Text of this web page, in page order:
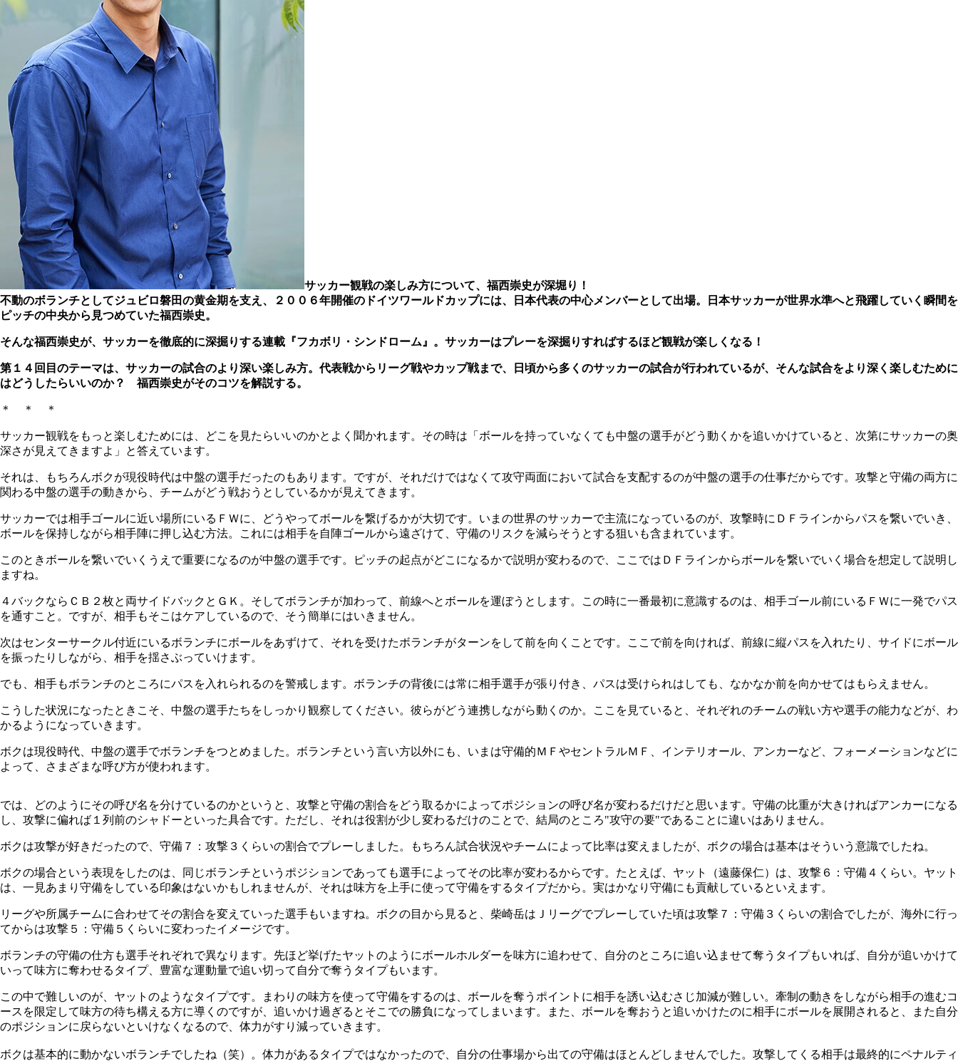
サッカー観戦の楽しみ方について、福西崇史が深堀り！
不動のボランチとしてジュビロ磐田の黄金期を支え、２００６年開催のドイツワールドカップには、日本代表の中心メンバーとして出場。日本サッカーが世界水準へと飛躍していく瞬間を
ピッチの中央から見つめていた福西崇史。
そんな福西崇史が、サッカーを徹底的に深掘りする連載『フカボリ・シンドローム』。サッカーはプレーを深掘りすればするほど観戦が楽しくなる！
第１４回目のテーマは、サッカーの試合のより深い楽しみ方。代表戦からリーグ戦やカップ戦まで、日頃から多くのサッカーの試合が行われているが、そんな試合をより深く楽しむために
はどうしたらいいのか？ 福西崇史がそのコツを解説する。
＊ ＊ ＊
サッカー観戦をもっと楽しむためには、どこを見たらいいのかとよく聞かれます。その時は「ボールを持っていなくても中盤の選手がどう動くかを追いかけていると、次第にサッカーの奥
深さが見えてきますよ」と答えています。
それは、もちろんボクが現役時代は中盤の選手だったのもあります。ですが、それだけではなくて攻守両面において試合を支配するのが中盤の選手の仕事だからです。攻撃と守備の両方に
関わる中盤の選手の動きから、チームがどう戦おうとしているかが見えてきます。
サッカーでは相手ゴールに近い場所にいるＦＷに、どうやってボールを繋げるかが大切です。いまの世界のサッカーで主流になっているのが、攻撃時にＤＦラインからパスを繋いでいき、
ボールを保持しながら相手陣に押し込む方法。これには相手を自陣ゴールから遠ざけて、守備のリスクを減らそうとする狙いも含まれています。
このときボールを繋いでいくうえで重要になるのが中盤の選手です。ピッチの起点がどこになるかで説明が変わるので、ここではＤＦラインからボールを繋いでいく場合を想定して説明し
ますね。
４バックならＣＢ２枚と両サイドバックとＧＫ。そしてボランチが加わって、前線へとボールを運ぼうとします。この時に一番最初に意識するのは、相手ゴール前にいるＦＷに一発でパス
を通すこと。ですが、相手もそこはケアしているので、そう簡単にはいきません。
次はセンターサークル付近にいるボランチにボールをあずけて、それを受けたボランチがターンをして前を向くことです。ここで前を向ければ、前線に縦パスを入れたり、サイドにボール
を振ったりしながら、相手を揺さぶっていけます。
でも、相手もボランチのところにパスを入れられるのを警戒します。ボランチの背後には常に相手選手が張り付き、パスは受けられはしても、なかなか前を向かせてはもらえません。
こうした状況になったときこそ、中盤の選手たちをしっかり観察してください。彼らがどう連携しながら動くのか。ここを見ていると、それぞれのチームの戦い方や選手の能力などが、わ
かるようになっていきます。
ボクは現役時代、中盤の選手でボランチをつとめました。ボランチという言い方以外にも、いまは守備的ＭＦやセントラルＭＦ、インテリオール、アンカーなど、フォーメーションなどに
よって、さまざまな呼び方が使われます。
では、どのようにその呼び名を分けているのかというと、攻撃と守備の割合をどう取るかによってポジションの呼び名が変わるだけだと思います。守備の比重が大きければアンカーになる
し、攻撃に偏れば１列前のシャドーといった具合です。ただし、それは役割が少し変わるだけのことで、結局のところ"攻守の要"であることに違いはありません。
ボクは攻撃が好きだったので、守備７：攻撃３くらいの割合でプレーしました。もちろん試合状況やチームによって比率は変えましたが、ボクの場合は基本はそういう意識でしたね。
ボクの場合という表現をしたのは、同じボランチというポジションであっても選手によってその比率が変わるからです。たとえば、ヤット（遠藤保仁）は、攻撃６：守備４くらい。ヤット
は、一見あまり守備をしている印象はないかもしれませんが、それは味方を上手に使って守備をするタイプだから。実はかなり守備にも貢献しているといえます。
リーグや所属チームに合わせてその割合を変えていった選手もいますね。ボクの目から見ると、柴崎岳はＪリーグでプレーしていた頃は攻撃７：守備３くらいの割合でしたが、海外に行っ
てからは攻撃５：守備５くらいに変わったイメージです。
ボランチの守備の仕方も選手それぞれで異なります。先ほど挙げたヤットのようにボールホルダーを味方に追わせて、自分のところに追い込ませて奪うタイプもいれば、自分が追いかけて
いって味方に奪わせるタイプ、豊富な運動量で追い切って自分で奪うタイプもいます。
この中で難しいのが、ヤットのようなタイプです。まわりの味方を使って守備をするのは、ボールを奪うポイントに相手を誘い込むさじ加減が難しい。牽制の動きをしながら相手の進むコ
ースを限定して味方の待ち構える方に導くのですが、追いかけ過ぎるとそこでの勝負になってしまいます。また、ボールを奪おうと追いかけたのに相手にボールを展開されると、また自分
のポジションに戻らないといけなくなるので、体力がすり減っていきます。
ボクは基本的に動かないボランチでしたね（笑）。体力があるタイプではなかったので、自分の仕事場から出ての守備はほとんどしませんでした。攻撃してくる相手は最終的にペナルティ